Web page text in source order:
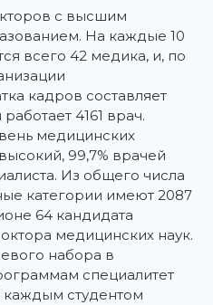
с высшим
На каждые 10
всего 42 медика, и, по
кадров составляет
4161 врач.
медицинских
99,7% врачей
Из общего числа
категории имеют 2087
64 кандидата
медицинских наук.
набора в
специалитет
каждым студентом